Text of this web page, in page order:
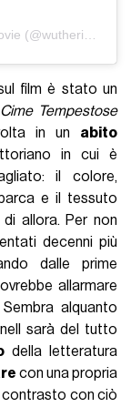
Un post condiviso da Wuthering Heights Movie (@wutheringheightsmovie)
film è stato un
Cime Tempestose
in un abito
in cui è
il colore,
e il tessuto
allora. Per non
decenni più
dalle prime
allarmare
alquanto
sarà del tutto
della letteratura
con una propria
contrasto con ciò